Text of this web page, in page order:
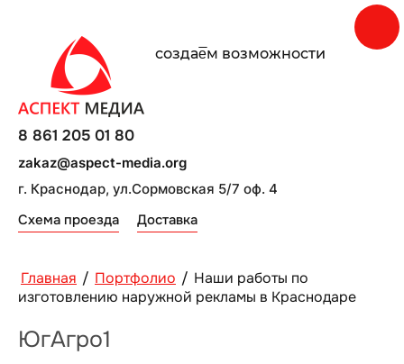
создаe̅м возможности
г. Краснодар, ул.Сормовская 5/7 оф. 4
Схема проезда Доставка
8 861 205 01 80
zakaz@aspect-media.org
Главная / Портфолио / Наши работы по
изготовлению наружной рекламы в Краснодаре
ЮгАгро1